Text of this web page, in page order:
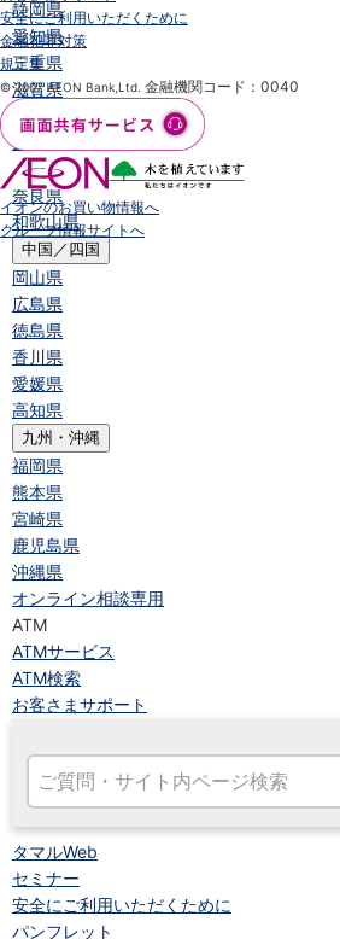
静岡県
愛知県
三重県
滋賀県
京都府
大阪府
兵庫県
奈良県
和歌山県
中国／四国
岡山県
広島県
徳島県
香川県
愛媛県
高知県
九州・沖縄
福岡県
熊本県
宮崎県
鹿児島県
沖縄県
オンライン相談専用
ATM
ATMサービス
ATM検索
お客さまサポート
タマルWeb
セミナー
安全にご利用いただくために
パンフレット
安全にご利用いただくために
金融犯罪対策
規定集
© 2007 AEON Bank,Ltd. 金融機関コード：0040
イオンのお買い物情報へ
グループ情報サイトへ